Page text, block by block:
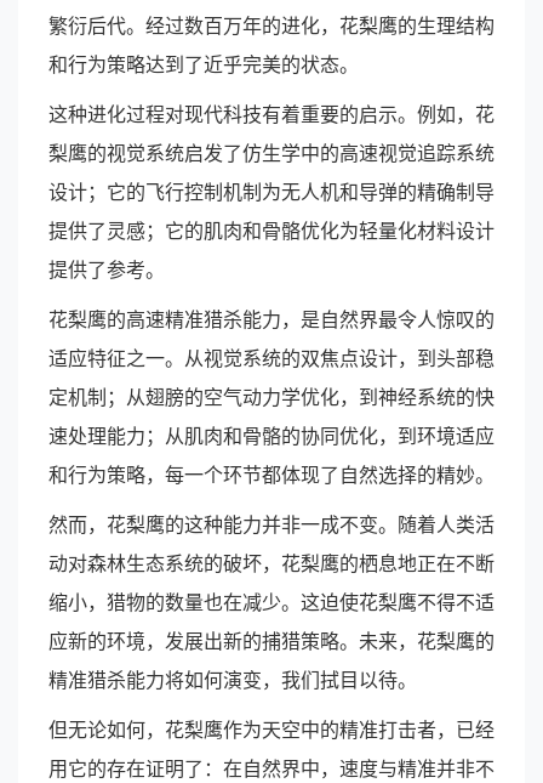
繁衍后代。经过数百万年的进化，花梨鹰的生理结构
和行为策略达到了近乎完美的状态。
这种进化过程对现代科技有着重要的启示。例如，花
梨鹰的视觉系统启发了仿生学中的高速视觉追踪系统
设计；它的飞行控制机制为无人机和导弹的精确制导
提供了灵感；它的肌肉和骨骼优化为轻量化材料设计
提供了参考。
花梨鹰的高速精准猎杀能力，是自然界最令人惊叹的
适应特征之一。从视觉系统的双焦点设计，到头部稳
定机制；从翅膀的空气动力学优化，到神经系统的快
速处理能力；从肌肉和骨骼的协同优化，到环境适应
和行为策略，每一个环节都体现了自然选择的精妙。
然而，花梨鹰的这种能力并非一成不变。随着人类活
动对森林生态系统的破坏，花梨鹰的栖息地正在不断
缩小，猎物的数量也在减少。这迫使花梨鹰不得不适
应新的环境，发展出新的捕猎策略。未来，花梨鹰的
精准猎杀能力将如何演变，我们拭目以待。
但无论如何，花梨鹰作为天空中的精准打击者，已经
用它的存在证明了：在自然界中，速度与精准并非不